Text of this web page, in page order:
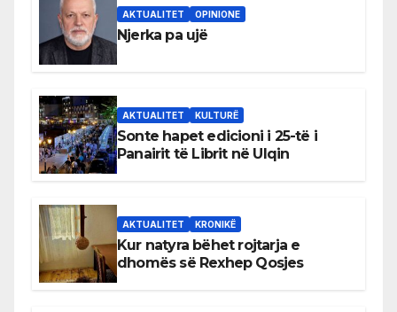
AKTUALITET OPINIONE
Njerka pa ujë
AKTUALITET KULTURË
Sonte hapet edicioni i 25-të i
Panairit të Librit në Ulqin
AKTUALITET KRONIKË
Kur natyra bëhet rojtarja e
dhomës së Rexhep Qosjes